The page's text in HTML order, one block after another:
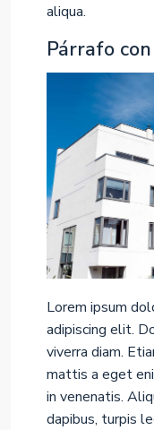
aliqua.
Párrafo
Lorem ipsum
adipiscing elit.
viverra diam.
mattis a eget
in venenatis.
dapibus, turpis